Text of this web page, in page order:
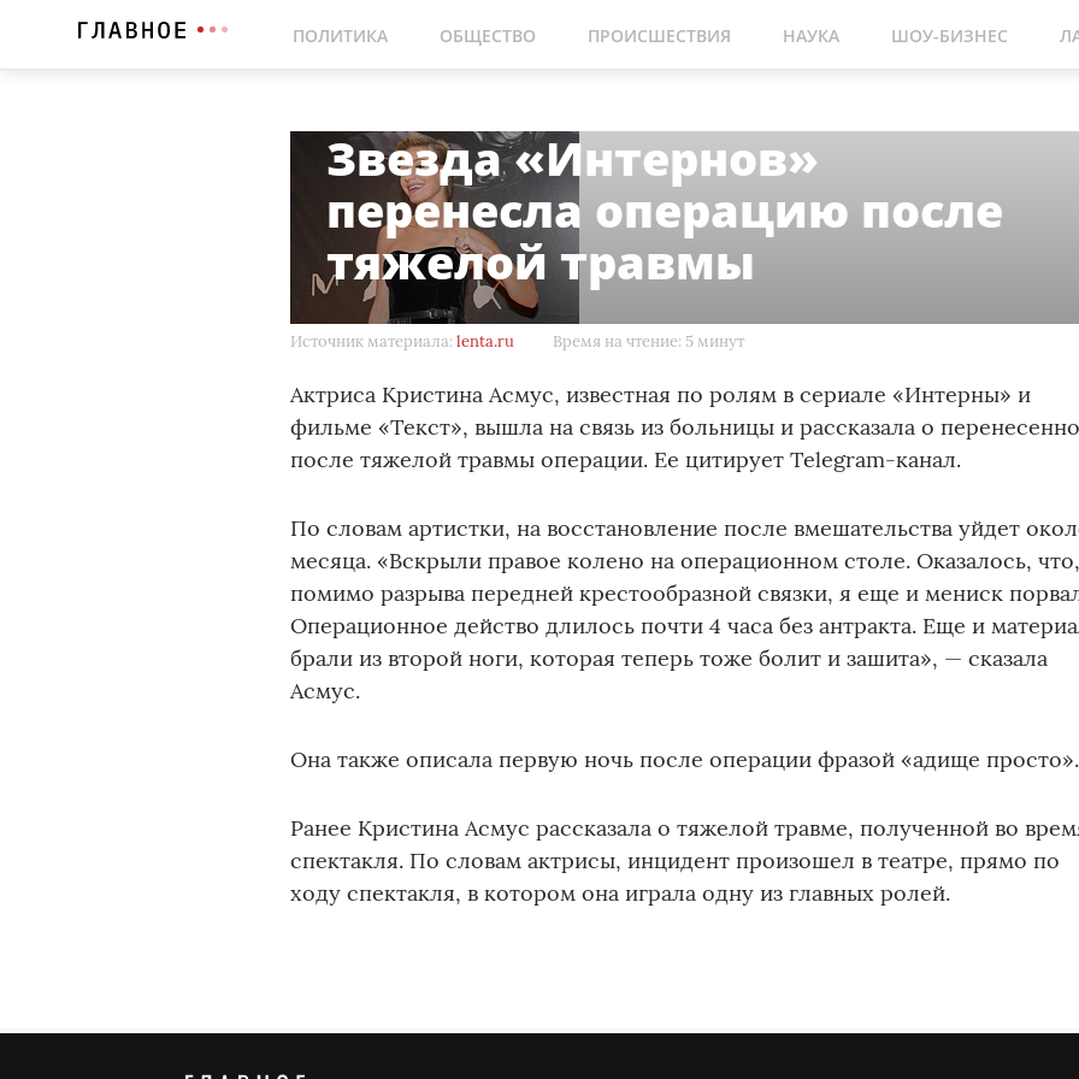
ПОЛИТИКА ОБЩЕСТВО ПРОИСШЕСТВИЯ НАУКА ШОУ-БИЗНЕС
Звезда «Интернов»
перенесла операцию после
тяжелой травмы
Источник материала:lenta.ru Время на чтение: 5 минут
Актриса Кристина Асмус, известная по ролям в сериале «Интерны» и
фильме «Текст», вышла на связь из больницы и рассказала о
после тяжелой травмы операции. Ее цитирует Telegram-канал.
По словам артистки, на восстановление после вмешательства уйдет
месяца. «Вскрыли правое колено на операционном столе. Оказалось, что,
помимо разрыва передней крестообразной связки, я еще и мениск
Операционное действо длилось почти 4 часа без антракта. Еще и
брали из второй ноги, которая теперь тоже болит и зашита», — сказала
Асмус.
Она также описала первую ночь после операции фразой «адище просто».
Ранее Кристина Асмус рассказала о тяжелой травме, полученной во
спектакля. По словам актрисы, инцидент произошел в театре, прямо по
ходу спектакля, в котором она играла одну из главных ролей.